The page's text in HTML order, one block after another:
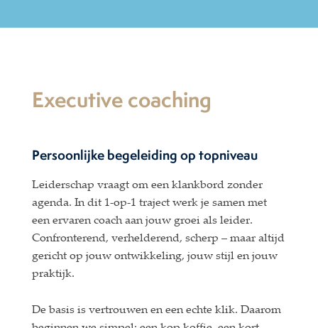
Executive coaching
Persoonlijke begeleiding op topniveau
Leiderschap vraagt om een klankbord zonder
agenda. In dit 1-op-1 traject werk je samen met
een ervaren coach aan jouw groei als leider.
Confronterend, verhelderend, scherp – maar altijd
gericht op jouw ontwikkeling, jouw stijl en jouw
praktijk.
De basis is vertrouwen en een echte klik. Daarom